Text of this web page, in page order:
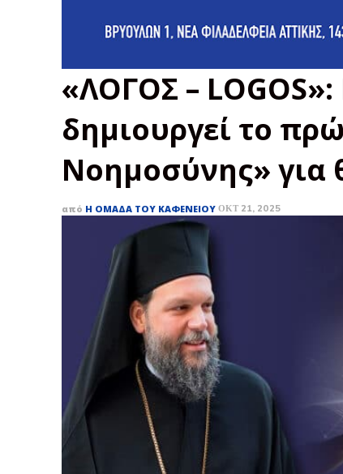
«ΛΟΓΟΣ –
δημιουργεί το
Νοημοσύνης» για
από Η ΟΜΆΔΑ ΤΟΥ ΚΑΦΕΝΕΊΟΥ ΟΚΤ 21, 2025